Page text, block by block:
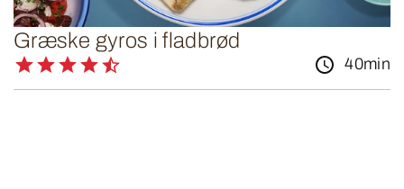
Græske gyros i fladbrød
40min